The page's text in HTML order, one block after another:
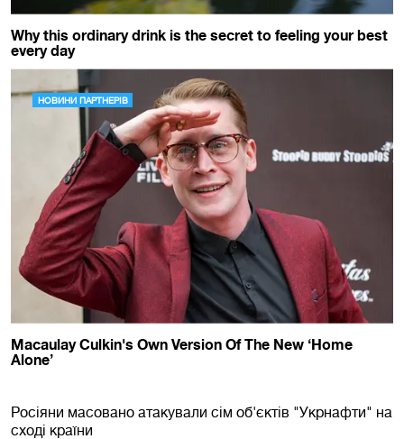
Росіяни масовано атакували сім об'єктів "Укрнафти" на
сході країни